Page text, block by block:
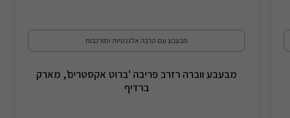
מבעבע עם הרבה אלגנטיות ומורכבות
מבעבע ווברה רזרב פריבה 'ברוט אקסטרים', מארק
ברדיף